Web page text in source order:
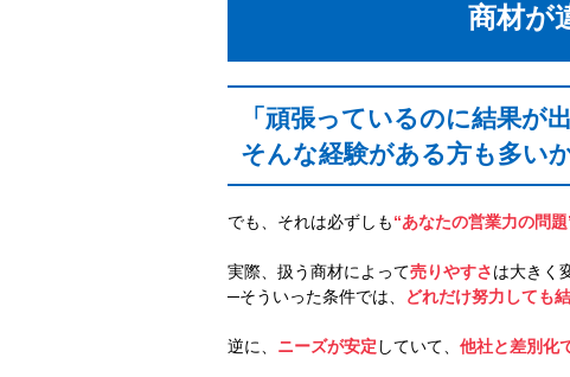
商材が
「頑張っているのに結果が
そんな経験がある方も多い
でも、それは必ずしも“あなたの営業力の問題
実際、扱う商材によって売りやすさは大きく
─そういった条件では、
どれだけ努力しても
逆に、 ニーズが安定 していて、 他社と差別化